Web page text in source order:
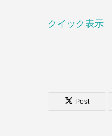
クイック表示
Post